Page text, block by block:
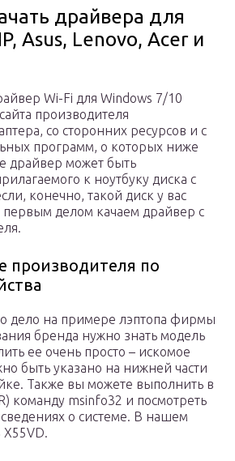
драйвера для
Asus, Lenovo, Acer и
Wi-Fi для Windows 7/10
производителя
со сторонних ресурсов и с
программ, о которых ниже
драйвер может быть
к ноутбуку диска с
конечно, такой диск у вас
первым делом качаем драйвер с
производителя по
дело на примере лэптопа фирмы
бренда нужно знать модель
ее очень просто – искомое
быть указано на нижней части
Также вы можете выполнить в
команду msinfo32 и посмотреть
о системе. В нашем
X55VD.